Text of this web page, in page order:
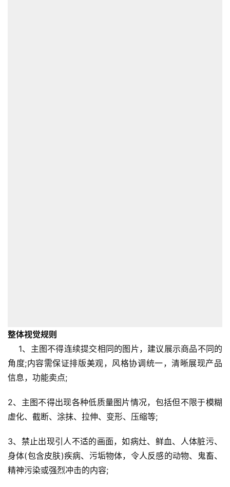
整体视觉规则
1、主图不得连续提交相同的图片，建议展示商品不同的
角度;内容需保证排版美观，风格协调统一，清晰展现产品
信息，功能卖点;
2、主图不得出现各种低质量图片情况，包括但不限于模糊
虚化、截断、涂抹、拉伸、变形、压缩等;
3、禁止出现引人不适的画面，如病灶、鲜血、人体脏污、
身体(包含皮肤)疾病、污垢物体，令人反感的动物、鬼畜、
精神污染或强烈冲击的内容;